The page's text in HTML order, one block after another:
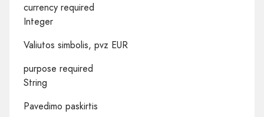
currency required
Integer
Valiutos simbolis, pvz EUR
purpose required
String
Pavedimo paskirtis